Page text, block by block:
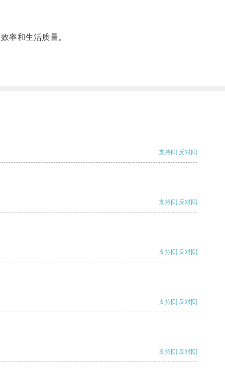
率和生活质量。
支持[0] 反对[0]
支持[0] 反对[0]
支持[0] 反对[0]
支持[0] 反对[0]
支持[0] 反对[0]